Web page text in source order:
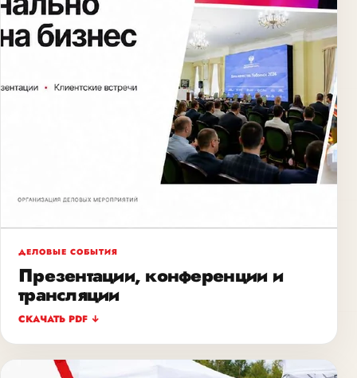
ДЕЛОВЫЕ СОБЫТИЯ
Презентации, конференции и
трансляции
СКАЧАТЬ PDF ↓